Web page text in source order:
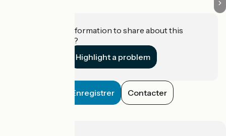
Do you have information to share about this
establishment?
Highlight a problem
Enregistrer Contacter